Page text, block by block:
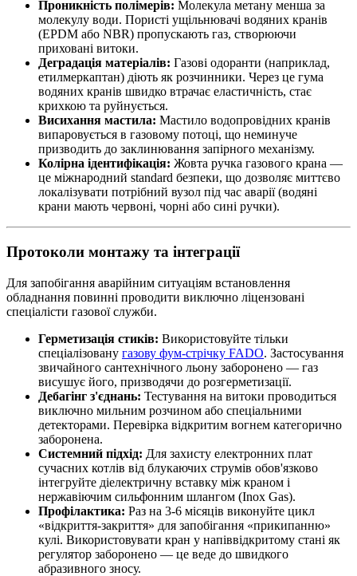
Проникність полімерів: Молекула метану менша за
молекулу води. Пористі ущільнювачі водяних кранів
(EPDM або NBR) пропускають газ, створюючи
приховані витоки.
Деградація матеріалів: Газові одоранти (наприклад,
етилмеркаптан) діють як розчинники. Через це гума
водяних кранів швидко втрачає еластичність, стає
крихкою та руйнується.
Висихання мастила: Мастило водопровідних кранів
випаровується в газовому потоці, що неминуче
призводить до заклинювання запірного механізму.
Колірна ідентифікація: Жовта ручка газового крана —
це міжнародний standard безпеки, що дозволяє миттєво
локалізувати потрібний вузол під час аварії (водяні
крани мають червоні, чорні або сині ручки).
Протоколи монтажу та інтеграції
Для запобігання аварійним ситуаціям встановлення
обладнання повинні проводити виключно ліцензовані
спеціалісти газової служби.
Герметизація стиків: Використовуйте тільки
спеціалізовану газову фум-стрічку FADO. Застосування
звичайного сантехнічного льону заборонено — газ
висушує його, призводячи до розгерметизації.
Дебагінг з'єднань: Тестування на витоки проводиться
виключно мильним розчином або спеціальними
детекторами. Перевірка відкритим вогнем категорично
заборонена.
Системний підхід: Для захисту електронних плат
сучасних котлів від блукаючих струмів обов'язково
інтегруйте діелектричну вставку між краном і
нержавіючим сильфонним шлангом (Inox Gas).
Профілактика: Раз на 3-6 місяців виконуйте цикл
«відкриття-закриття» для запобігання «прикипанню»
кулі. Використовувати кран у напіввідкритому стані як
регулятор заборонено — це веде до швидкого
абразивного зносу.